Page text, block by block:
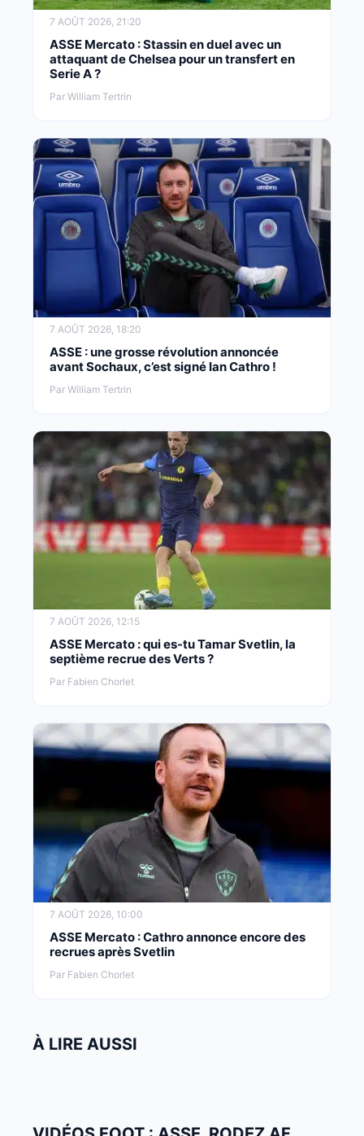
7 AOÛT 2026, 21:20
ASSE Mercato : Stassin en duel avec un
attaquant de Chelsea pour un transfert en
Serie A ?
Par William Tertrin
7 AOÛT 2026, 18:20
ASSE : une grosse révolution annoncée
avant Sochaux, c’est signé Ian Cathro !
Par William Tertrin
7 AOÛT 2026, 12:15
ASSE Mercato : qui es-tu Tamar Svetlin, la
septième recrue des Verts ?
Par Fabien Chorlet
7 AOÛT 2026, 10:00
ASSE Mercato : Cathro annonce encore des
recrues après Svetlin
Par Fabien Chorlet
À LIRE AUSSI